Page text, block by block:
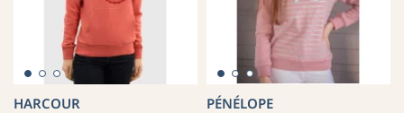
HARCOUR PÉNÉLOPE